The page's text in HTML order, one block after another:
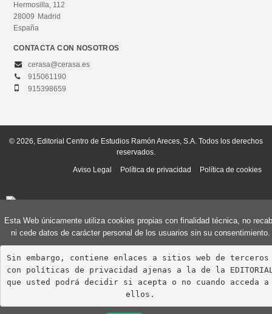
Talleres Destrezas
Hermosilla, 112
28009 Madrid
España
CONTACTA CON NOSOTROS
cerasa@cerasa.es
915061190
915398659
© 2026, Editorial Centro de Estudios Ramón Areces, S.A. Todos los derechos
reservados.
Aviso Legal Política de privacidad Política de cookies
Esta Web únicamente utiliza cookies propias con finalidad técnica, no
ni cede datos de carácter personal de los usuarios sin su consentimiento.
Sin embargo, contiene enlaces a sitios web de terceros
con políticas de privacidad ajenas a la de la
que usted podrá decidir si acepta o no cuando acceda a
ellos.